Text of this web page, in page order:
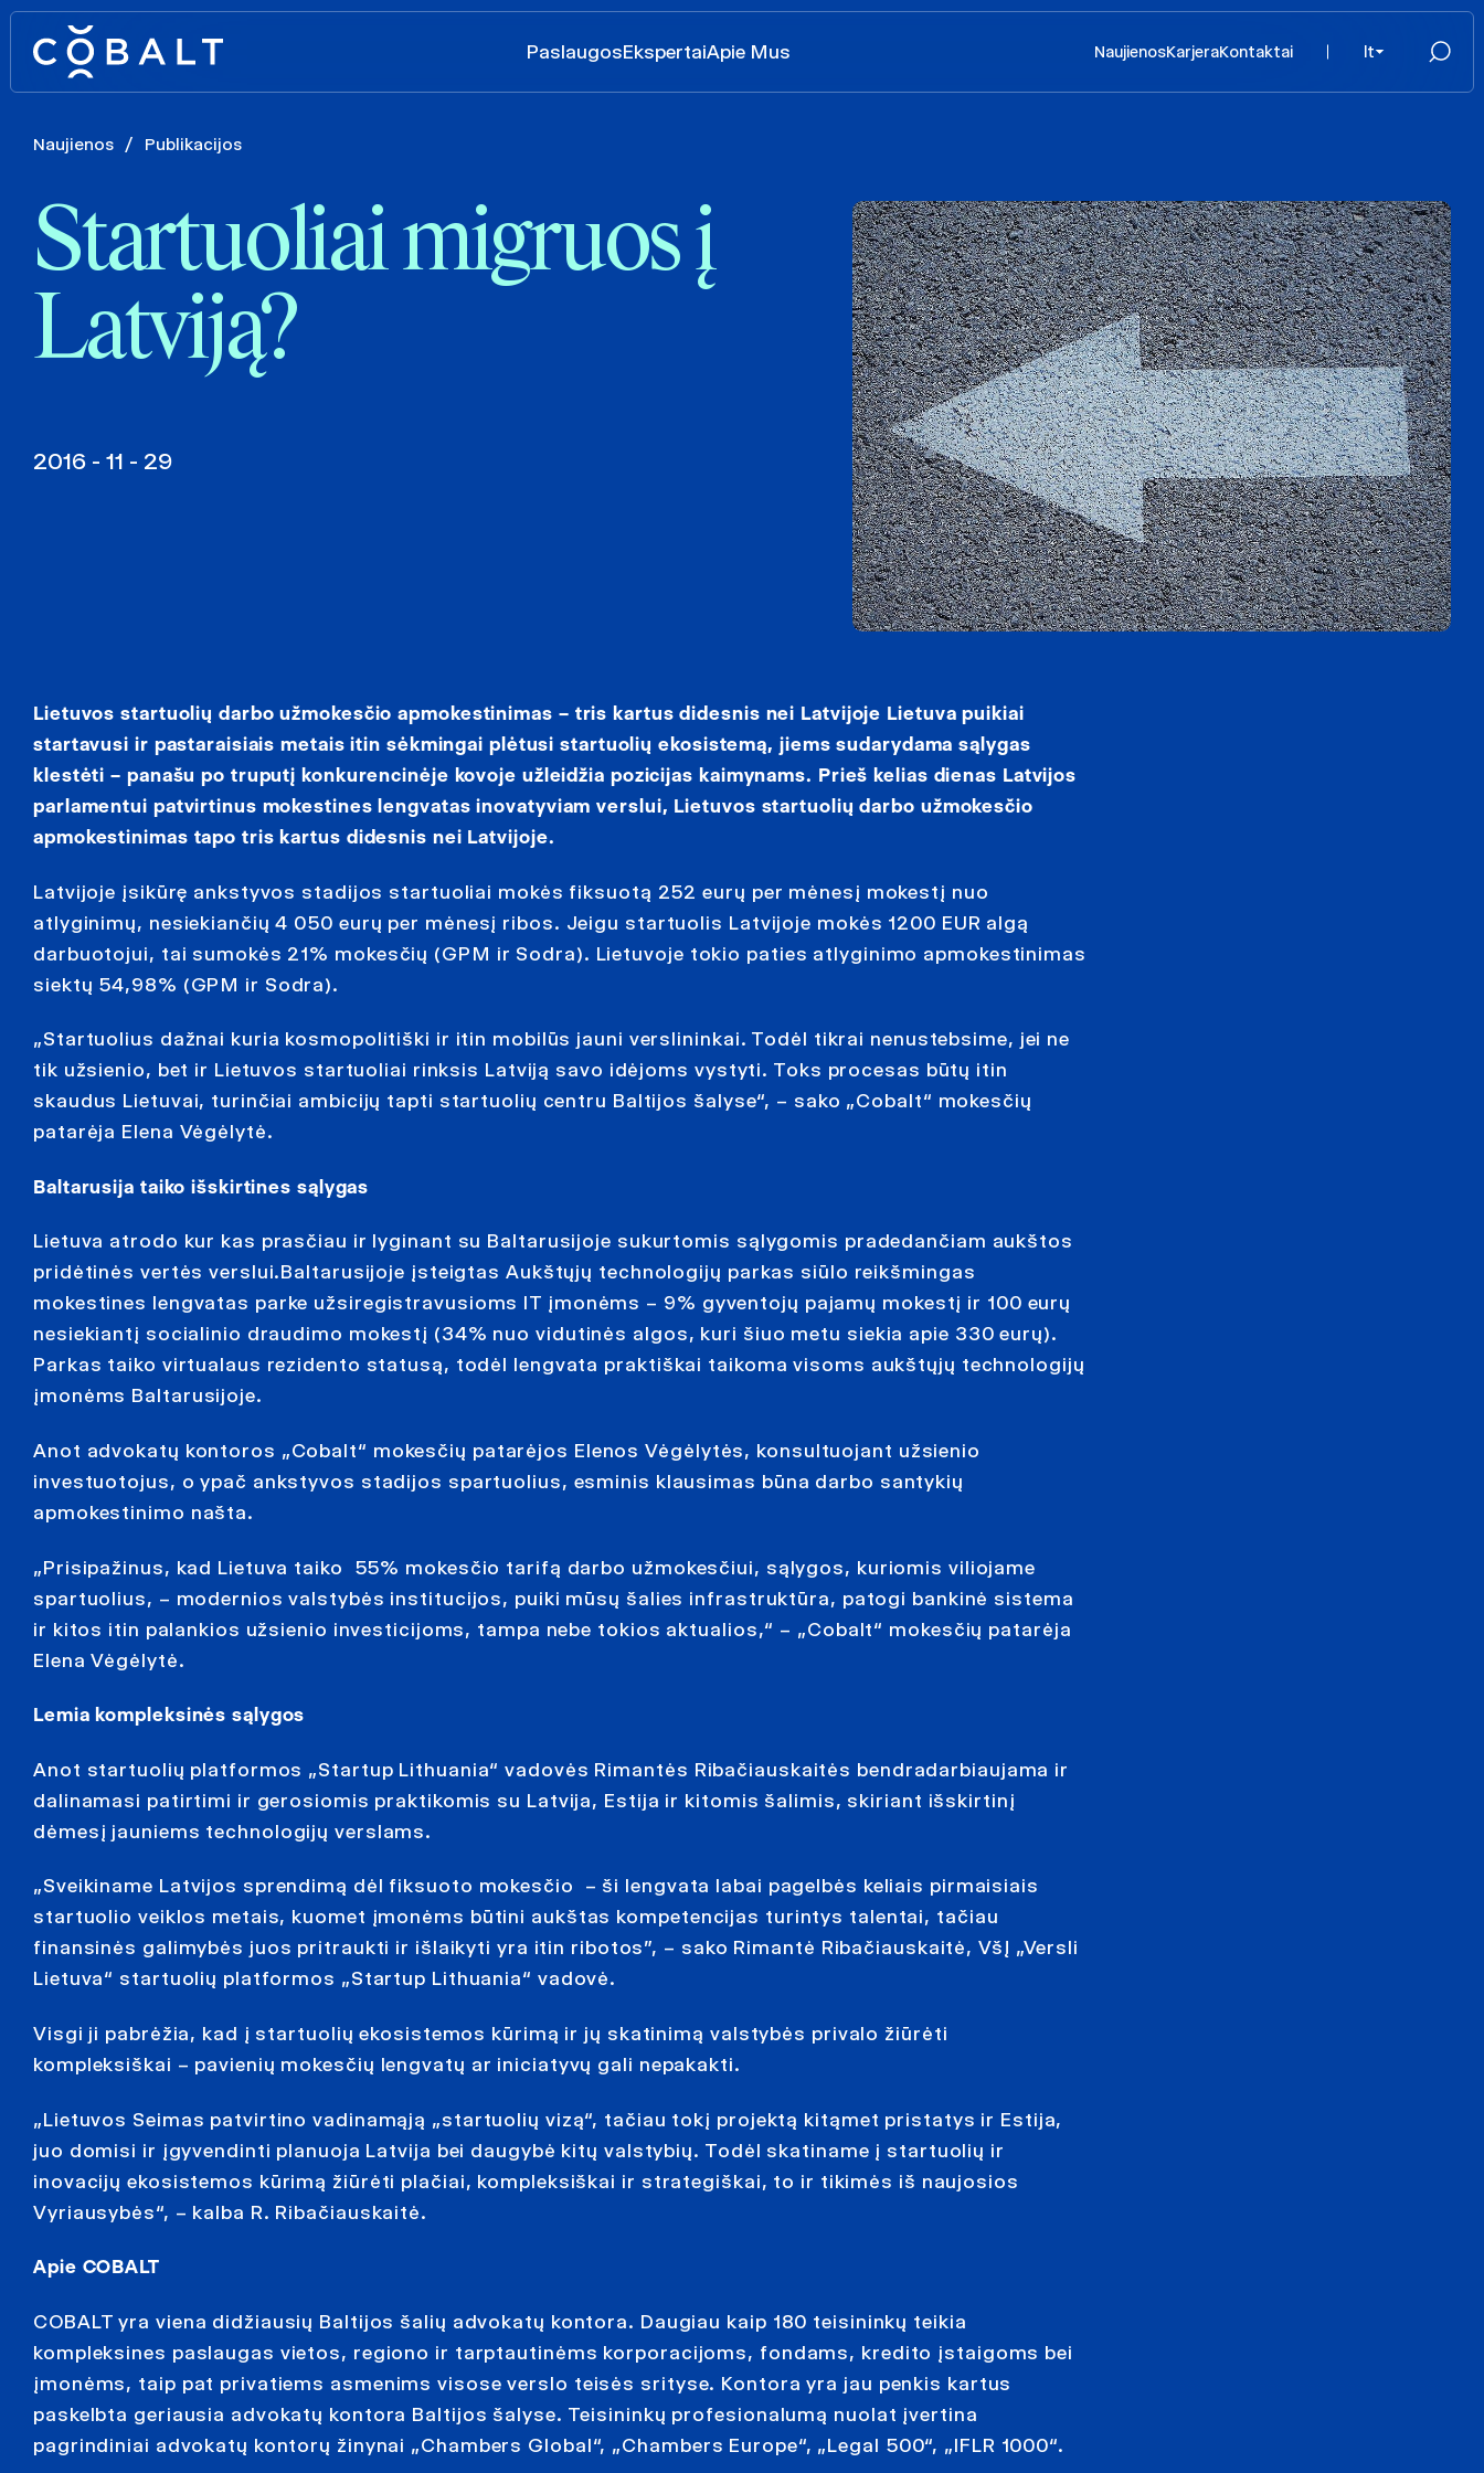
PaslaugosEkspertaiApie Mus NaujienosKarjeraKontaktai lt
Naujienos / Publikacijos
Startuoliai migruos į
Latviją?
2016 - 11 - 29
Lietuvos startuolių darbo užmokesčio apmokestinimas – tris kartus didesnis nei Latvijoje Lietuva puikiai
startavusi ir pastaraisiais metais itin sėkmingai plėtusi startuolių ekosistemą, jiems sudarydama sąlygas
klestėti – panašu po truputį konkurencinėje kovoje užleidžia pozicijas kaimynams. Prieš kelias dienas Latvijos
parlamentui patvirtinus mokestines lengvatas inovatyviam verslui, Lietuvos startuolių darbo užmokesčio
apmokestinimas tapo tris kartus didesnis nei Latvijoje.
Latvijoje įsikūrę ankstyvos stadijos startuoliai mokės fiksuotą 252 eurų per mėnesį mokestį nuo
atlyginimų, nesiekiančių 4 050 eurų per mėnesį ribos. Jeigu startuolis Latvijoje mokės 1200 EUR algą
darbuotojui, tai sumokės 21% mokesčių (GPM ir Sodra). Lietuvoje tokio paties atlyginimo apmokestinimas
siektų 54,98% (GPM ir Sodra).
„Startuolius dažnai kuria kosmopolitiški ir itin mobilūs jauni verslininkai. Todėl tikrai nenustebsime, jei ne
tik užsienio, bet ir Lietuvos startuoliai rinksis Latviją savo idėjoms vystyti. Toks procesas būtų itin
skaudus Lietuvai, turinčiai ambicijų tapti startuolių centru Baltijos šalyse“, – sako „Cobalt“ mokesčių
patarėja Elena Vėgėlytė.
Baltarusija taiko išskirtines sąlygas
Lietuva atrodo kur kas prasčiau ir lyginant su Baltarusijoje sukurtomis sąlygomis pradedančiam aukštos
pridėtinės vertės verslui.Baltarusijoje įsteigtas Aukštųjų technologijų parkas siūlo reikšmingas
mokestines lengvatas parke užsiregistravusioms IT įmonėms – 9% gyventojų pajamų mokestį ir 100 eurų
nesiekiantį socialinio draudimo mokestį (34% nuo vidutinės algos, kuri šiuo metu siekia apie 330 eurų).
Parkas taiko virtualaus rezidento statusą, todėl lengvata praktiškai taikoma visoms aukštųjų technologijų
įmonėms Baltarusijoje.
Anot advokatų kontoros „Cobalt“ mokesčių patarėjos Elenos Vėgėlytės, konsultuojant užsienio
investuotojus, o ypač ankstyvos stadijos spartuolius, esminis klausimas būna darbo santykių
apmokestinimo našta.
„Prisipažinus, kad Lietuva taiko 55% mokesčio tarifą darbo užmokesčiui, sąlygos, kuriomis viliojame
spartuolius, – modernios valstybės institucijos, puiki mūsų šalies infrastruktūra, patogi bankinė sistema
ir kitos itin palankios užsienio investicijoms, tampa nebe tokios aktualios,“ – „Cobalt“ mokesčių patarėja
Elena Vėgėlytė.
Lemia kompleksinės sąlygos
Anot startuolių platformos „Startup Lithuania“ vadovės Rimantės Ribačiauskaitės bendradarbiaujama ir
dalinamasi patirtimi ir gerosiomis praktikomis su Latvija, Estija ir kitomis šalimis, skiriant išskirtinį
dėmesį jauniems technologijų verslams.
„Sveikiname Latvijos sprendimą dėl fiksuoto mokesčio – ši lengvata labai pagelbės keliais pirmaisiais
startuolio veiklos metais, kuomet įmonėms būtini aukštas kompetencijas turintys talentai, tačiau
finansinės galimybės juos pritraukti ir išlaikyti yra itin ribotos”, – sako Rimantė Ribačiauskaitė, VšĮ „Versli
Lietuva“ startuolių platformos „Startup Lithuania“ vadovė.
Visgi ji pabrėžia, kad į startuolių ekosistemos kūrimą ir jų skatinimą valstybės privalo žiūrėti
kompleksiškai – pavienių mokesčių lengvatų ar iniciatyvų gali nepakakti.
„Lietuvos Seimas patvirtino vadinamąją „startuolių vizą“, tačiau tokį projektą kitąmet pristatys ir Estija,
juo domisi ir įgyvendinti planuoja Latvija bei daugybė kitų valstybių. Todėl skatiname į startuolių ir
inovacijų ekosistemos kūrimą žiūrėti plačiai, kompleksiškai ir strategiškai, to ir tikimės iš naujosios
Vyriausybės“, – kalba R. Ribačiauskaitė.
Apie COBALT
COBALT yra viena didžiausių Baltijos šalių advokatų kontora. Daugiau kaip 180 teisininkų teikia
kompleksines paslaugas vietos, regiono ir tarptautinėms korporacijoms, fondams, kredito įstaigoms bei
įmonėms, taip pat privatiems asmenims visose verslo teisės srityse. Kontora yra jau penkis kartus
paskelbta geriausia advokatų kontora Baltijos šalyse. Teisininkų profesionalumą nuolat įvertina
pagrindiniai advokatų kontorų žinynai „Chambers Global“, „Chambers Europe“, „Legal 500“, „IFLR 1000“.